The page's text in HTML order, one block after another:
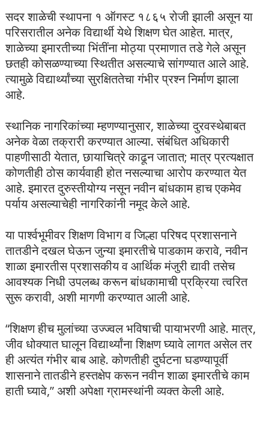
सदर शाळेची स्थापना १ ऑगस्ट १८६५ रोजी झाली असून या
परिसरातील अनेक विद्यार्थी येथे शिक्षण घेत आहेत. मात्र,
शाळेच्या इमारतीच्या भिंतींना मोठ्या प्रमाणात तडे गेले असून
छतही कोसळण्याच्या स्थितीत असल्याचे सांगण्यात आले आहे.
त्यामुळे विद्यार्थ्यांच्या सुरक्षिततेचा गंभीर प्रश्न निर्माण झाला
आहे.
स्थानिक नागरिकांच्या म्हणण्यानुसार, शाळेच्या दुरवस्थेबाबत
अनेक वेळा तक्रारी करण्यात आल्या. संबंधित अधिकारी
पाहणीसाठी येतात, छायाचित्रे काढून जातात; मात्र प्रत्यक्षात
कोणतीही ठोस कार्यवाही होत नसल्याचा आरोप करण्यात येत
आहे. इमारत दुरुस्तीयोग्य नसून नवीन बांधकाम हाच एकमेव
पर्याय असल्याचेही नागरिकांनी नमूद केले आहे.
या पार्श्वभूमीवर शिक्षण विभाग व जिल्हा परिषद प्रशासनाने
तातडीने दखल घेऊन जुन्या इमारतीचे पाडकाम करावे, नवीन
शाळा इमारतीस प्रशासकीय व आर्थिक मंजुरी द्यावी तसेच
आवश्यक निधी उपलब्ध करून बांधकामाची प्रक्रिया त्वरित
सुरू करावी, अशी मागणी करण्यात आली आहे.
“शिक्षण हीच मुलांच्या उज्ज्वल भविषाची पायाभरणी आहे. मात्र,
जीव धोक्यात घालून विद्यार्थ्यांना शिक्षण घ्यावे लागत असेल तर
ही अत्यंत गंभीर बाब आहे. कोणतीही दुर्घटना घडण्यापूर्वी
शासनाने तातडीने हस्तक्षेप करून नवीन शाळा इमारतीचे काम
हाती घ्यावे,” अशी अपेक्षा ग्रामस्थांनी व्यक्त केली आहे.